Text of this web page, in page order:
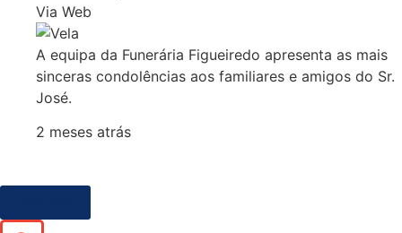
Via Web
A equipa da Funerária Figueiredo apresenta as mais
sinceras condolências aos familiares e amigos do Sr.
José.
2 meses atrás